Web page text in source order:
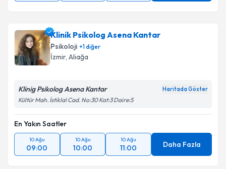
Klinik Psikolog Asena Kantar
Psikoloji +1diğer
İzmir, Aliağa
Klinig Psikolog Asena Kantar Haritada Göster
Kültür Mah. İstiklal Cad. No:30 Kat:3 Daire:5
En Yakın Saatler
10 Ağu
09:00
10 Ağu
10:00
10 Ağu
11:00 Daha Fazla